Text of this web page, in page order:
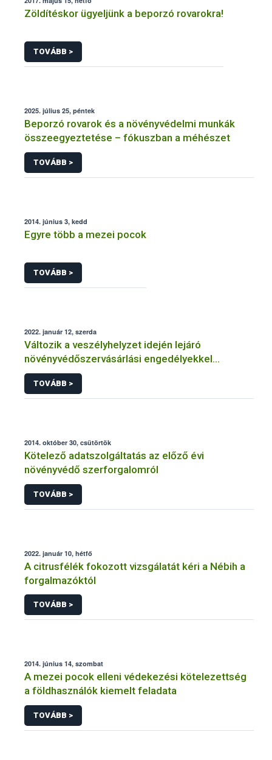
Zöldítéskor ügyeljünk a beporzó rovarokra!
TOVÁBB >
2025. július 25, péntek
Beporzó rovarok és a növényvédelmi munkák
összeegyeztetése – fókuszban a méhészet
TOVÁBB >
2014. június 3, kedd
Egyre több a mezei pocok
TOVÁBB >
2022. január 12, szerda
Változik a veszélyhelyzet idején lejáró
növényvédőszervásárlási engedélyekkel
kapcsolatos szabályozás
TOVÁBB >
2014. október 30, csütörtök
Kötelező adatszolgáltatás az előző évi
növényvédő szerforgalomról
TOVÁBB >
2022. január 10, hétfő
A citrusfélék fokozott vizsgálatát kéri a Nébih a
forgalmazóktól
TOVÁBB >
2014. június 14, szombat
A mezei pocok elleni védekezési kötelezettség
a földhasználók kiemelt feladata
TOVÁBB >